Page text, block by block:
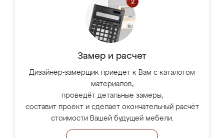
Замер и расчет
Дизайнер-замерщик приедет к Вам с каталогом
материалов,
проведёт детальные замеры,
составит проект и сделает окончательный расчёт
стоимости Вашей будущей мебели.